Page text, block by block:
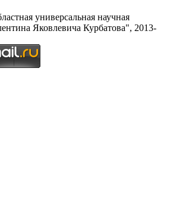
универсальная научная
Яковлевича Курбатова", 2013-